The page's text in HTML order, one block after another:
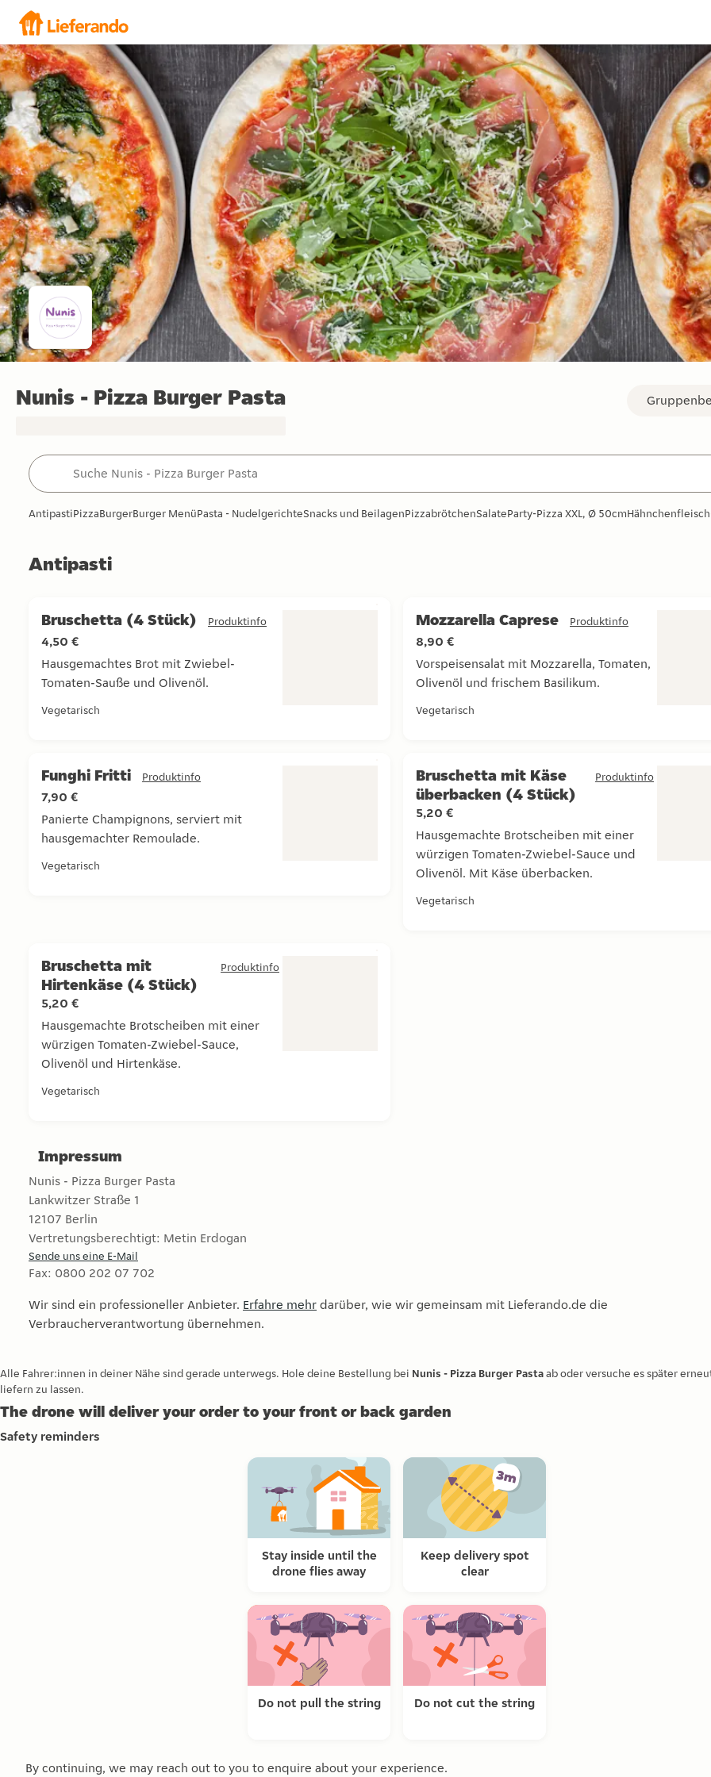
Nunis - Pizza Burger Pasta
AntipastiPizzaBurgerBurger MenüPasta - NudelgerichteSnacks und BeilagenPizzabrötchenSalateParty-Pizza XXL, Ø 50cm
Antipasti
Bruschetta (4 Stück) Produktinfo
4,50 €
Hausgemachtes Brot mit Zwiebel-
Tomaten-Sauße und Olivenöl.
Vegetarisch
Mozzarella Caprese Produktinfo
8,90 €
Vorspeisensalat mit Mozzarella, Tomaten,
Olivenöl und frischem Basilikum.
Vegetarisch
Funghi Fritti Produktinfo
7,90 €
Panierte Champignons, serviert mit
hausgemachter Remoulade.
Vegetarisch
Bruschetta mit Käse
überbacken (4 Stück)
Produktinfo
5,20 €
Hausgemachte Brotscheiben mit einer
würzigen Tomaten-Zwiebel-Sauce und
Olivenöl. Mit Käse überbacken.
Vegetarisch
Bruschetta mit
Hirtenkäse (4 Stück)
Produktinfo
5,20 €
Hausgemachte Brotscheiben mit einer
würzigen Tomaten-Zwiebel-Sauce,
Olivenöl und Hirtenkäse.
Vegetarisch
Impressum
Nunis - Pizza Burger Pasta
Lankwitzer Straße 1
12107 Berlin
Vertretungsberechtigt: Metin Erdogan
Sende uns eine E-Mail
Fax: 0800 202 07 702
Wir sind ein professioneller Anbieter. Erfahre mehrdarüber, wie wir gemeinsam mit Lieferando.de die
Verbraucherverantwortung übernehmen.
Alle Fahrer:innen in deiner Nähe sind gerade unterwegs. Hole deine Bestellung bei Nunis - Pizza Burger Pastaab oder versuche es später
liefern zu lassen.
The drone will deliver your order to your front or back garden
Safety reminders
Stay inside until the
drone flies away
Keep delivery spot
clear
Do not pull the string Do not cut the string
By continuing, we may reach out to you to enquire about your experience.